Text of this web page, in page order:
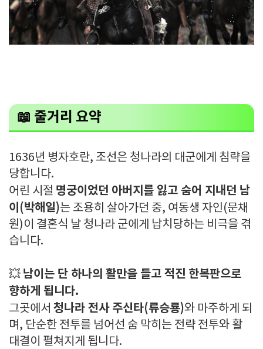
📖 줄거리 요약
1636년 병자호란, 조선은 청나라의 대군에게 침략을
당합니다.
어린 시절 명궁이었던 아버지를 잃고 숨어 지내던 남
이(박해일)는 조용히 살아가던 중, 여동생 자인(문채
원)이 결혼식 날 청나라 군에게 납치당하는 비극을 겪
습니다.
💥 남이는 단 하나의 활만을 들고 적진 한복판으로
향하게 됩니다.
그곳에서 청나라 전사 주신타(류승룡)와 마주하게 되
며, 단순한 전투를 넘어선 숨 막히는 전략 전투와 활
대결이 펼쳐지게 됩니다.